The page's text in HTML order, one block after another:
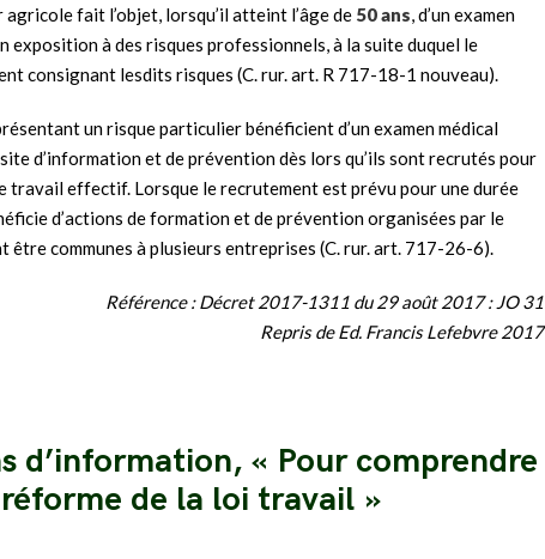
fait l’objet, lorsqu’il atteint l’âge de 50 ans, d’un examen
exposition à des risques professionnels, à la suite duquel le
consignant lesdits risques (C. rur. art. R 717-18-1 nouveau).
un risque particulier bénéficient d’un examen médical
d’information et de prévention dès lors qu’ils sont recrutés pour
travail effectif. Lorsque le recrutement est prévu pour une durée
d’actions de formation et de prévention organisées par le
être communes à plusieurs entreprises (C. rur. art. 717-26-6).
Référence : Décret 2017-1311 du 29 août 2017 : JO 31
Repris de Ed. Francis Lefebvre 2017
d’information, « Pour comprendre
de la loi travail »